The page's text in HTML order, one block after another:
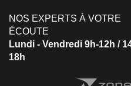
NOS EXPERTS À VOTRE
ÉCOUTE
Lundi - Vendredi 9h-12h /
18h